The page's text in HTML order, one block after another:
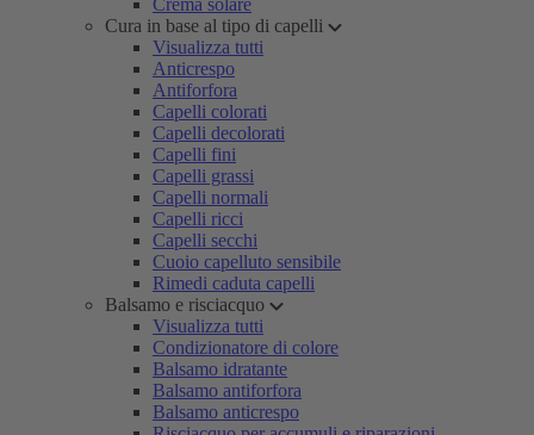
Crema solare
Cura in base al tipo di capelli
Visualizza tutti
Anticrespo
Antiforfora
Capelli colorati
Capelli decolorati
Capelli fini
Capelli grassi
Capelli normali
Capelli ricci
Capelli secchi
Cuoio capelluto sensibile
Rimedi caduta capelli
Balsamo e risciacquo
Visualizza tutti
Condizionatore di colore
Balsamo idratante
Balsamo antiforfora
Balsamo anticrespo